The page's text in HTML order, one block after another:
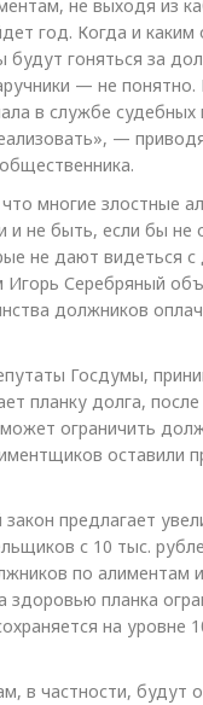
не выходя из
год. Когда и каким
будут гоняться за
— не понятно.
в службе судебных
—
многие злостные
и не быть, если бы не
не дают видеться с
Серебряный
должников
Госдумы,
планку долга,
ограничить
оставили
предлагает
с 10 тыс.
по алиментам
планка
на уровне
в частности, будут